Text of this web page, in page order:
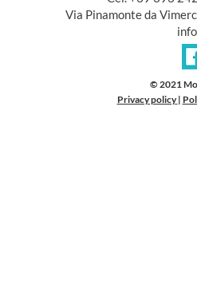
Via Pinamonte da
© 2021
Privacy policy |